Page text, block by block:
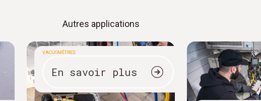
Autres applications
VACUOMÈTRES
En savoir plus